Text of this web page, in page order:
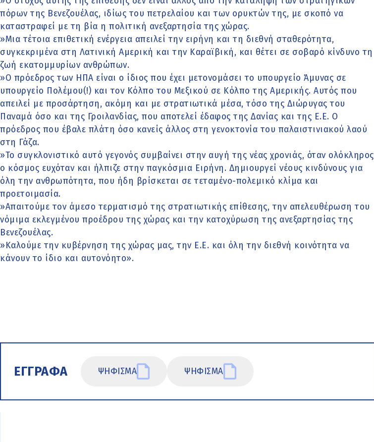
πόρων της Βενεζουέλας, ιδίως του πετρελαίου και των ορυκτών της, με σκοπό να
καταστραφεί με τη βία η πολιτική ανεξαρτησία της χώρας.
»Μια τέτοια επιθετική ενέργεια απειλεί την ειρήνη και τη διεθνή σταθερότητα,
συγκεκριμένα στη Λατινική Αμερική και την Καραϊβική, και θέτει σε σοβαρό κίνδυνο τη
ζωή εκατομμυρίων ανθρώπων.
»Ο πρόεδρος των ΗΠΑ είναι ο ίδιος που έχει μετονομάσει το υπουργείο Άμυνας σε
υπουργείο Πολέμου(!) και τον Κόλπο του Μεξικού σε Κόλπο της Αμερικής. Αυτός που
απειλεί με προσάρτηση, ακόμη και με στρατιωτικά μέσα, τόσο της Διώρυγας του
Παναμά όσο και της Γροιλανδίας, που αποτελεί έδαφος της Δανίας και της Ε.Ε. Ο
πρόεδρος που έβαλε πλάτη όσο κανείς άλλος στη γενοκτονία του παλαιστινιακού λαού
στη Γάζα.
»Το συγκλονιστικό αυτό γεγονός συμβαίνει στην αυγή της νέας χρονιάς, όταν ολόκληρος
ο κόσμος ευχόταν και ήλπιζε στην παγκόσμια Ειρήνη. Δημιουργεί νέους κινδύνους για
όλη την ανθρωπότητα, που ήδη βρίσκεται σε τεταμένο-πολεμικό κλίμα και
προετοιμασία.
»Απαιτούμε τον άμεσο τερματισμό της στρατιωτικής επίθεσης, την απελευθέρωση του
νόμιμα εκλεγμένου προέδρου της χώρας και την κατοχύρωση της ανεξαρτησίας της
Βενεζουέλας.
»Καλούμε την κυβέρνηση της χώρας μας, την Ε.Ε. και όλη την διεθνή κοινότητα να
κάνουν το ίδιο και αυτονόητο».
ΕΓΓΡΑΦΑ ΨΗΦΙΣΜΑ ΨΗΦΙΣΜΑ